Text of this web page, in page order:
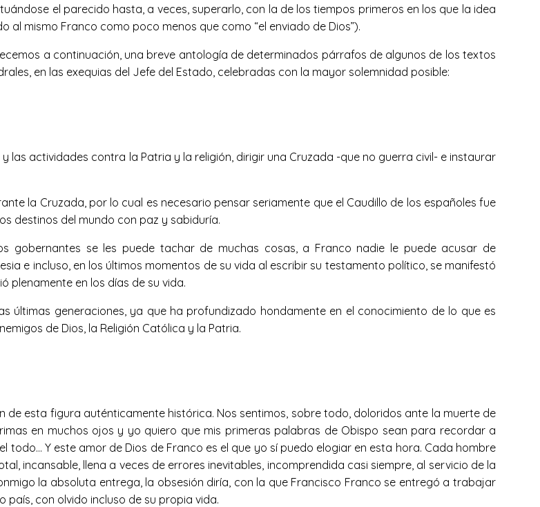
el parecido hasta, a veces, superarlo, con la de los tiempos primeros en los que la idea
mismo Franco como poco menos que como “el enviado de Dios”).
a continuación, una breve antología de determinados párrafos de algunos de los textos
en las exequias del Jefe del Estado, celebradas con la mayor solemnidad posible:
las actividades contra la Patria y la religión, dirigir una Cruzada -que no guerra civil- e instaurar
la Cruzada, por lo cual es necesario pensar seriamente que el Caudillo de los españoles fue
destinos del mundo con paz y sabiduría.
gobernantes se les puede tachar de muchas cosas, a Franco nadie le puede acusar de
e incluso, en los últimos momentos de su vida al escribir su testamento político, se manifestó
plenamente en los días de su vida.
últimas generaciones, ya que ha profundizado hondamente en el conocimiento de lo que es
de Dios, la Religión Católica y la Patria.
esta figura auténticamente histórica. Nos sentimos, sobre todo, doloridos ante la muerte de
en muchos ojos y yo quiero que mis primeras palabras de Obispo sean para recordar a
todo… Y este amor de Dios de Franco es el que yo sí puedo elogiar en esta hora. Cada hombre
incansable, llena a veces de errores inevitables, incomprendida casi siempre, al servicio de la
la absoluta entrega, la obsesión diría, con la que Francisco Franco se entregó a trabajar
con olvido incluso de su propia vida.